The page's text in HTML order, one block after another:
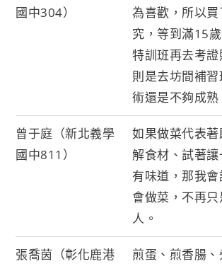
國中304）
為喜歡，所以
究，等到滿15
特訓班再去考
則是去坊間補
術還是不夠成熟
曾于庭（新北義學
國中811）
如果做菜代表
解食材、試著
有味道，那我
會做菜，不再
人。
張喬茵（彰化鹿港
煎蛋、煎香腸